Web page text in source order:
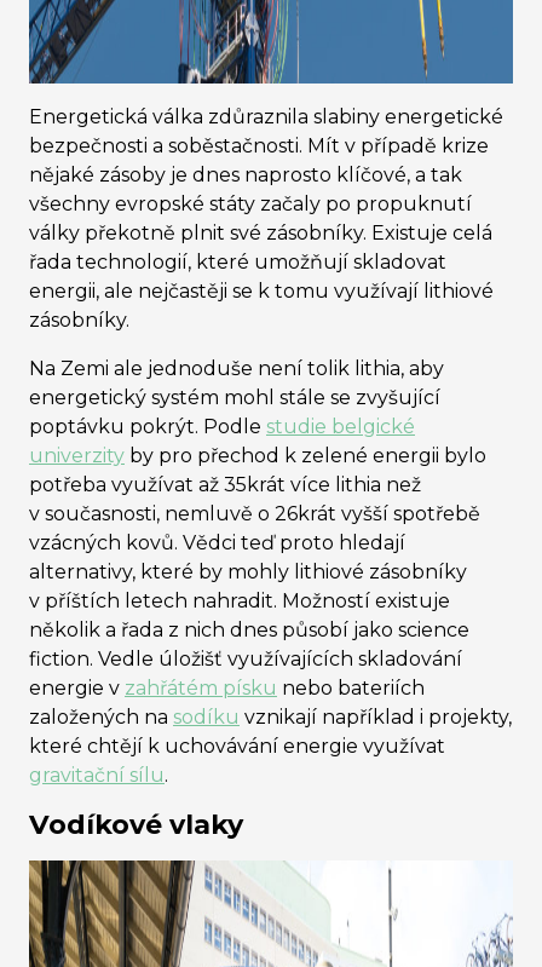
Energetická válka zdůraznila slabiny energetické
bezpečnosti a soběstačnosti. Mít v případě krize
nějaké zásoby je dnes naprosto klíčové, a tak
všechny evropské státy začaly po propuknutí
války překotně plnit své zásobníky. Existuje celá
řada technologií, které umožňují skladovat
energii, ale nejčastěji se k tomu využívají lithiové
zásobníky.
Na Zemi ale jednoduše není tolik lithia, aby
energetický systém mohl stále se zvyšující
poptávku pokrýt. Podle studie belgické
univerzity by pro přechod k zelené energii bylo
potřeba využívat až 35krát více lithia než
v současnosti, nemluvě o 26krát vyšší spotřebě
vzácných kovů. Vědci teď proto hledají
alternativy, které by mohly lithiové zásobníky
v příštích letech nahradit. Možností existuje
několik a řada z nich dnes působí jako science
fiction. Vedle úložišť využívajících skladování
energie v zahřátém písku nebo bateriích
založených na sodíku vznikají například i projekty,
které chtějí k uchovávání energie využívat
gravitační sílu.
Vodíkové vlaky